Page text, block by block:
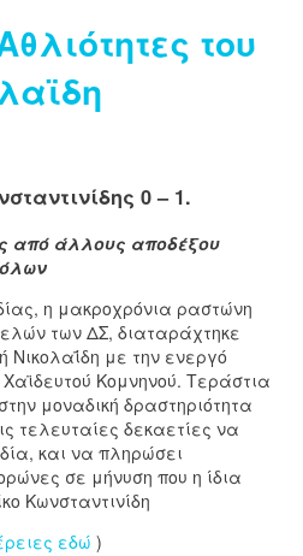
του
0 – 1.
από άλλους αποδέξου
η μακροχρόνια ραστώνη
των ΔΣ, διαταράχτηκε
Νικολαΐδη με την ενεργό
Χαϊδευτού Κομνηνού. Τεράστια
στην μοναδική δραστηριότητα
τελευταίες δεκαετίες να
και να πληρώσει
σε μήνυση που η ίδια
Κωνσταντινίδη
εδώ )